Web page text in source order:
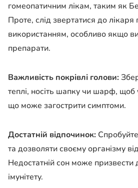
гомеопатичним лікам, таким як
Проте, слід звертатися до лікаря
використанням, особливо якщо
препарати.
Важливість покрівлі голови:
теплі, носіть шапку чи шарф, щоб
що може загострити симптоми.
Достатній відпочинок:
та дозволяти своєму організму
Недостатній сон може
імунітету.